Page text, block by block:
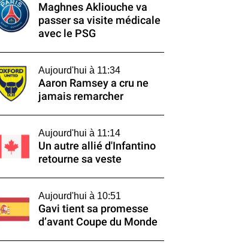
Maghnes Akliouche va
passer sa visite médicale
avec le PSG
Aujourd'hui à 11:34
Aaron Ramsey a cru ne
jamais remarcher
Aujourd'hui à 11:14
Un autre allié d'Infantino
retourne sa veste
Aujourd'hui à 10:51
Gavi tient sa promesse
d’avant Coupe du Monde